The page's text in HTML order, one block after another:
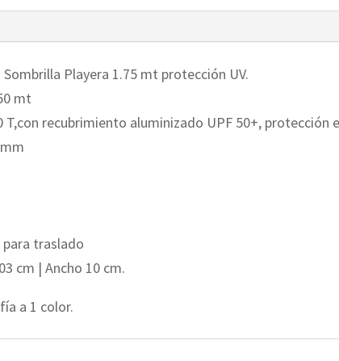
Sombrilla Playera 1.75 mt protección UV.
mt
recubrimiento aluminizado UPF 50+, protección
traslado
cm | Ancho 10 cm.
a 1 color.